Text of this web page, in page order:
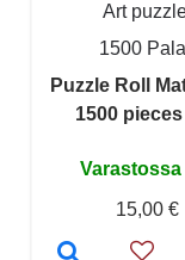
Art
1500
Puzzle Roll
1500
Varastossa
15,00 €